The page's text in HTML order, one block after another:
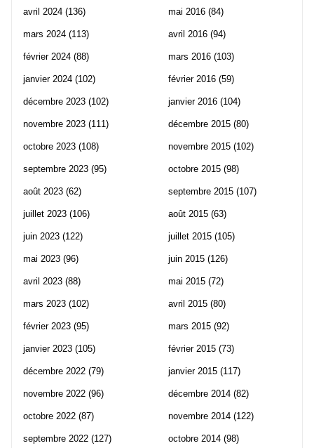
avril 2024 (136)
mars 2024 (113)
février 2024 (88)
janvier 2024 (102)
décembre 2023 (102)
novembre 2023 (111)
octobre 2023 (108)
septembre 2023 (95)
août 2023 (62)
juillet 2023 (106)
juin 2023 (122)
mai 2023 (96)
avril 2023 (88)
mars 2023 (102)
février 2023 (95)
janvier 2023 (105)
décembre 2022 (79)
novembre 2022 (96)
octobre 2022 (87)
septembre 2022 (127)
mai 2016 (84)
avril 2016 (94)
mars 2016 (103)
février 2016 (59)
janvier 2016 (104)
décembre 2015 (80)
novembre 2015 (102)
octobre 2015 (98)
septembre 2015 (107)
août 2015 (63)
juillet 2015 (105)
juin 2015 (126)
mai 2015 (72)
avril 2015 (80)
mars 2015 (92)
février 2015 (73)
janvier 2015 (117)
décembre 2014 (82)
novembre 2014 (122)
octobre 2014 (98)